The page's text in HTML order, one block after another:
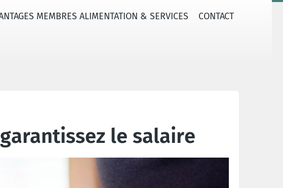
MEMBRES ALIMENTATION & SERVICES CONTACT
le salaire